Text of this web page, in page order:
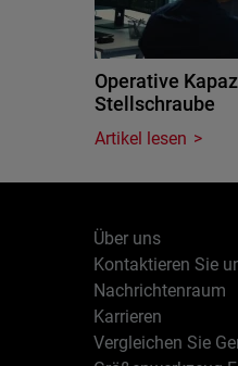
Operative
Stellschraube
Artikel lesen
Über uns
Kontaktieren Sie
Nachrichtenraum
Karrieren
Vergleichen Sie